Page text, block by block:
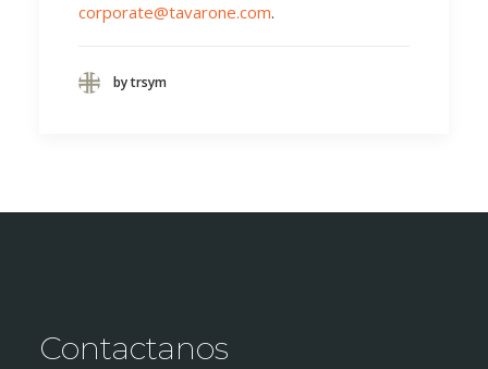
corporate@tavarone.com.
by trsym
Contactanos